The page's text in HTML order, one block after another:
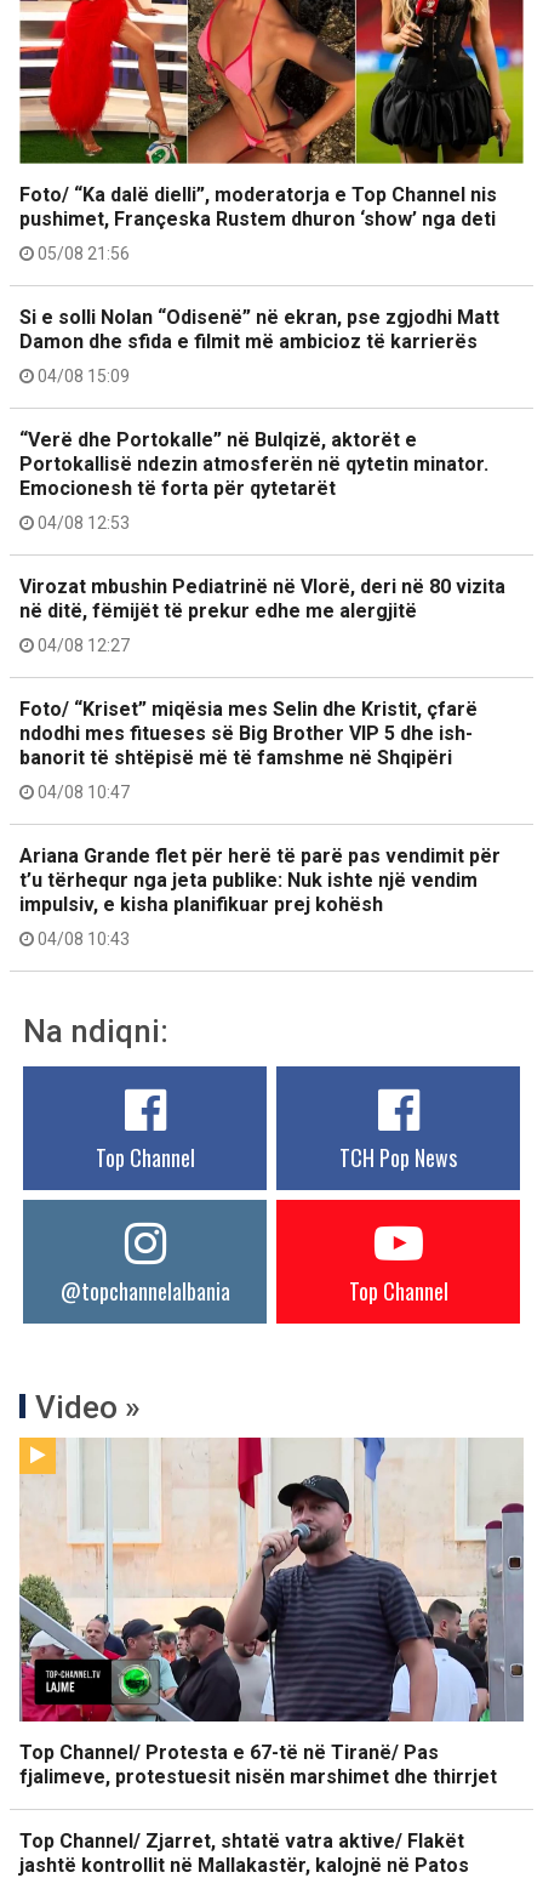
Foto/ “Ka dalë dielli”, moderatorja e Top Channel nis
pushimet, Françeska Rustem dhuron ‘show’ nga deti
05/08 21:56
Si e solli Nolan “Odisenë” në ekran, pse zgjodhi Matt
Damon dhe sfida e filmit më ambicioz të karrierës
04/08 15:09
“Verë dhe Portokalle” në Bulqizë, aktorët e
Portokallisë ndezin atmosferën në qytetin minator.
Emocionesh të forta për qytetarët
04/08 12:53
Virozat mbushin Pediatrinë në Vlorë, deri në 80 vizita
në ditë, fëmijët të prekur edhe me alergjitë
04/08 12:27
Foto/ “Kriset” miqësia mes Selin dhe Kristit, çfarë
ndodhi mes fitueses së Big Brother VIP 5 dhe ish-
banorit të shtëpisë më të famshme në Shqipëri
04/08 10:47
Ariana Grande flet për herë të parë pas vendimit për
t’u tërhequr nga jeta publike: Nuk ishte një vendim
impulsiv, e kisha planifikuar prej kohësh
04/08 10:43
Na ndiqni:
Top Channel TCH Pop News
@topchannelalbania Top Channel
Video »
Top Channel/ Protesta e 67-të në Tiranë/ Pas
fjalimeve, protestuesit nisën marshimet dhe thirrjet
Top Channel/ Zjarret, shtatë vatra aktive/ Flakët
jashtë kontrollit në Mallakastër, kalojnë në Patos